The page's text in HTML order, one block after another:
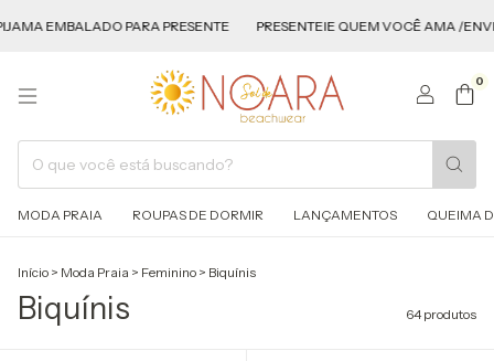
PRESENTE PRESENTEIE QUEM VOCÊ AMA /ENVIAMOS O PIJAMA
0
MODA PRAIA ROUPAS DE DORMIR LANÇAMENTOS QUEIMA
Início > Moda Praia > Feminino > Biquínis
Biquínis 64 produtos